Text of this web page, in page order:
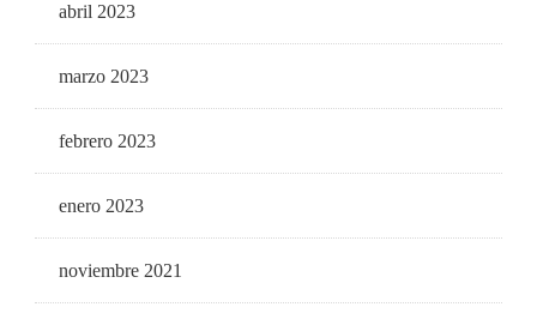
abril 2023
marzo 2023
febrero 2023
enero 2023
noviembre 2021